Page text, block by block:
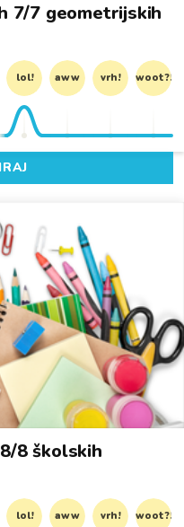
7/7 geometrijskih
lol! aww vrh! woot?!
8 školskih
lol! aww vrh! woot?!